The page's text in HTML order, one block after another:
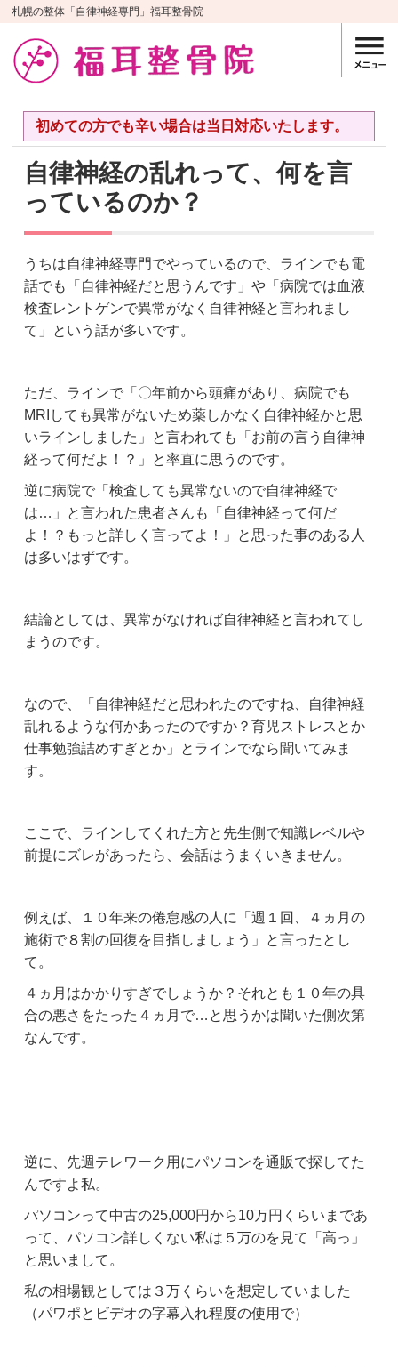
札幌の整体「自律神経専門」福耳整骨院
初めての方でも辛い場合は当日対応いたします。
自律神経の乱れって、何を言
っているのか？
うちは自律神経専門でやっているので、ラインでも電
話でも「自律神経だと思うんです」や「病院では血液
検査レントゲンで異常がなく自律神経と言われまし
て」という話が多いです。
ただ、ラインで「〇年前から頭痛があり、病院でも
MRIしても異常がないため薬しかなく自律神経かと思
いラインしました」と言われても「お前の言う自律神
経って何だよ！？」と率直に思うのです。
逆に病院で「検査しても異常ないので自律神経で
は…」と言われた患者さんも「自律神経って何だ
よ！？もっと詳しく言ってよ！」と思った事のある人
は多いはずです。
結論としては、異常がなければ自律神経と言われてし
まうのです。
なので、「自律神経だと思われたのですね、自律神経
乱れるような何かあったのですか？育児ストレスとか
仕事勉強詰めすぎとか」とラインでなら聞いてみま
す。
ここで、ラインしてくれた方と先生側で知識レベルや
前提にズレがあったら、会話はうまくいきません。
例えば、１０年来の倦怠感の人に「週１回、４ヵ月の
施術で８割の回復を目指しましょう」と言ったとし
て。
４ヵ月はかかりすぎでしょうか？それとも１０年の具
合の悪さをたった４ヵ月で…と思うかは聞いた側次第
なんです。
逆に、先週テレワーク用にパソコンを通販で探してた
んですよ私。
パソコンって中古の25,000円から10万円くらいまであ
って、パソコン詳しくない私は５万のを見て「高っ」
と思いまして。
私の相場観としては３万くらいを想定していました
（パワポとビデオの字幕入れ程度の使用で）